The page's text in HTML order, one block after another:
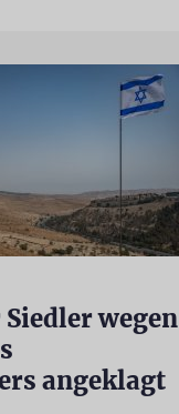
wegen
angeklagt